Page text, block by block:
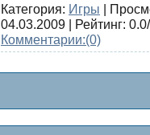
Категория: Игры |
04.03.2009 | Рейтинг:
Комментарии:(0)